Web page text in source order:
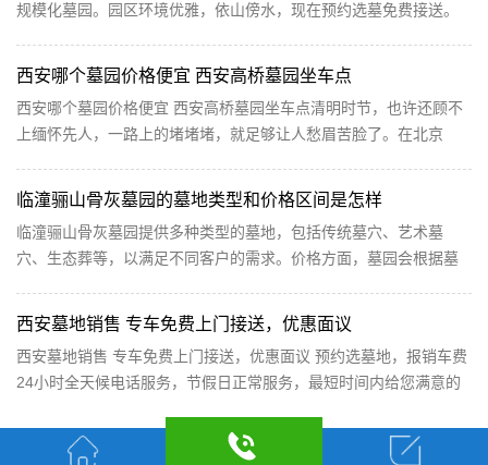
规模化墓园。园区环境优雅，依山傍水，现在预约选墓免费接送。
20公里，公交线路有919路927路907路406路。 1：西安高桥墓园隶
属西安...
西安哪个墓园价格便宜 西安高桥墓园坐车点
西安哪个墓园价格便宜 西安高桥墓园坐车点清明时节，也许还顾不
上缅怀先人，一路上的堵堵堵，就足够让人愁眉苦脸了。在北京
一些平常不怎么住人的郊区房，也会在这两天突然热闹起来。并不
宽敞的楼...
临潼骊山骨灰墓园的墓地类型和价格区间是怎样
临潼骊山骨灰墓园提供多种类型的墓地，包括传统墓穴、艺术墓
穴、生态葬等，以满足不同客户的需求。价格方面，墓园会根据墓
西安墓地销售 专车免费上门接送，优惠面议
西安墓地销售 专车免费上门接送，优惠面议 预约选墓地，报销车费
24小时全天候电话服务，节假日正常服务，最短时间内给您满意的
合作关系,让我们携手共创美好的明天。 轻松解决您的所有购墓需